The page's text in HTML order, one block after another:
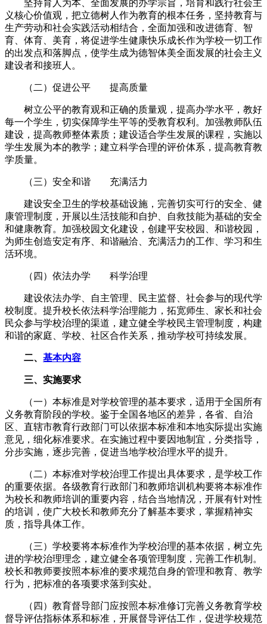
坚持育人为本、全面发展的办学宗旨，培育和践行社会主
义核心价值观，把立德树人作为教育的根本任务，坚持教育与
生产劳动和社会实践活动相结合，全面加强和改进德育、智
育、体育、美育，将促进学生健康快乐成长作为学校一切工作
的出发点和落脚点，使学生成为德智体美全面发展的社会主义
建设者和接班人。
（二）促进公平 提高质量
树立公平的教育观和正确的质量观，提高办学水平，教好
每一个学生，切实保障学生平等的受教育权利。加强教师队伍
建设，提高教师整体素质；建设适合学生发展的课程，实施以
学生发展为本的教学；建立科学合理的评价体系，提高教育教
学质量。
（三）安全和谐 充满活力
建设安全卫生的学校基础设施，完善切实可行的安全、健
康管理制度，开展以生活技能和自护、自救技能为基础的安全
和健康教育。加强校园文化建设，创建平安校园、和谐校园，
为师生创造安定有序、和谐融洽、充满活力的工作、学习和生
活环境。
（四）依法办学 科学治理
建设依法办学、自主管理、民主监督、社会参与的现代学
校制度。提升校长依法科学治理能力，拓宽师生、家长和社会
民众参与学校治理的渠道，建立健全学校民主管理制度，构建
和谐的家庭、学校、社区合作关系，推动学校可持续发展。
二、 基本内容
三、实施要求
（一）本标准是对学校管理的基本要求，适用于全国所有
义务教育阶段的学校。鉴于全国各地区的差异，各省、自治
区、直辖市教育行政部门可以依据本标准和本地实际提出实施
意见，细化标准要求。在实施过程中要因地制宜，分类指导，
分步实施，逐步完善，促进当地学校治理水平的提升。
（二）本标准对学校治理工作提出具体要求，是学校工作
的重要依据。各级教育行政部门和教师培训机构要将本标准作
为校长和教师培训的重要内容，结合当地情况，开展有针对性
的培训，使广大校长和教师充分了解基本要求，掌握精神实
质，指导具体工作。
（三）学校要将本标准作为学校治理的基本依据，树立先
进的学校治理理念，建立健全各项管理制度，完善工作机制。
校长和教师要按照本标准的要求规范自身的管理和教育、教学
行为，把标准的各项要求落到实处。
（四）教育督导部门应按照本标准修订完善义务教育学校
督导评估指标体系和标准，开展督导评估工作，促进学校规范